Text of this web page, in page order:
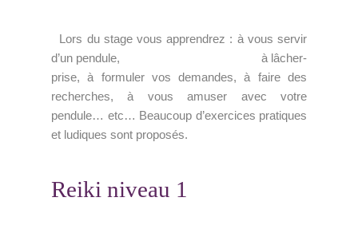
Lors du stage vous apprendrez : à vous servir
d’un pendule, à lâcher-
prise, à formuler vos demandes, à faire des
recherches, à vous amuser avec votre
pendule… etc… Beaucoup d’exercices pratiques
et ludiques sont proposés.
Reiki niveau 1